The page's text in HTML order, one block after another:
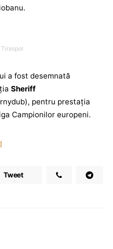
a fost desemnată
Sheriff
pentru prestația
Campionilor europeni.
Tweet